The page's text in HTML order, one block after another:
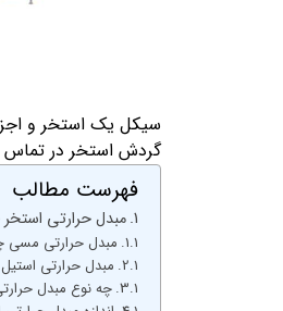
سیکل یک استخر و
گردش استخر در
فهرست مطالب
مبدل حرارتی
مبدل حرارتی مسی
مبدل حرارتی
چه نوع مبدل